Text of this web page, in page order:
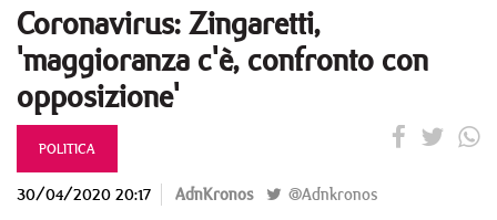
Coronavirus: Zingaretti,
'maggioranza c'è, confronto con
opposizione'
POLITICA
30/04/2020 20:17 AdnKronos @Adnkronos